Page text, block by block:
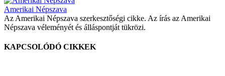
Amerikai Népszava
Az Amerikai Népszava szerkesztőségi cikke. Az írás az Amerikai
Népszava véleményét és álláspontját tükrözi.
KAPCSOLÓDÓ CIKKEK